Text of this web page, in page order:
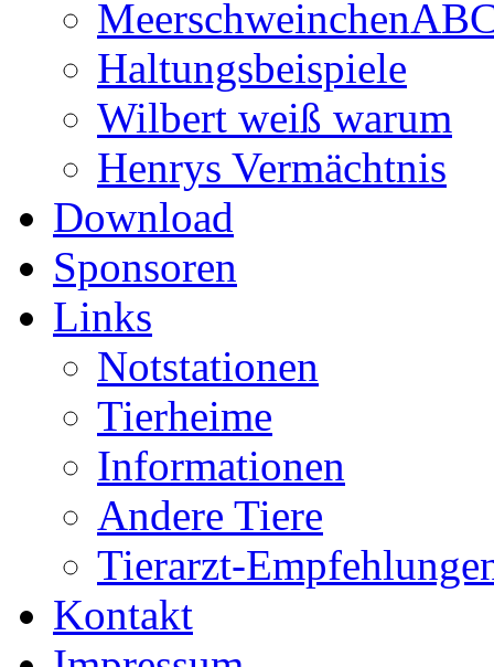
Haltungsbeispiele
Wilbert weiß warum
Henrys Vermächtnis
Download
Sponsoren
Links
Notstationen
Tierheime
Informationen
Andere Tiere
Tierarzt-
Kontakt